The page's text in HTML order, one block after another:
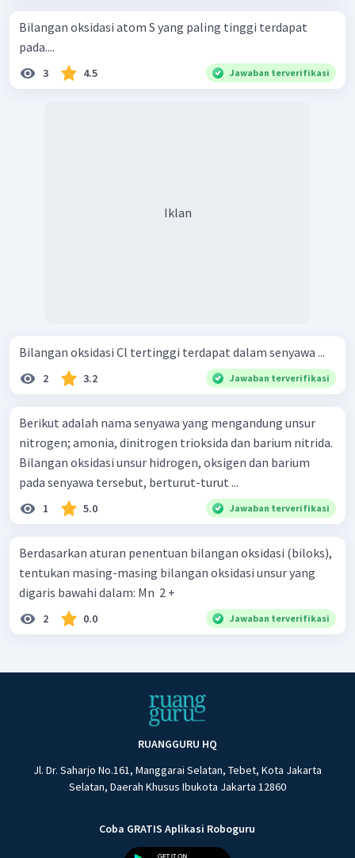
Bilangan oksidasi atom S yang paling tinggi terdapat
pada....
3 4.5 Jawaban terverifikasi
Iklan
Bilangan oksidasi Cl tertinggi terdapat dalam senyawa ...
2 3.2 Jawaban terverifikasi
Berikut adalah nama senyawa yang mengandung unsur
nitrogen; amonia, dinitrogen trioksida dan barium nitrida.
Bilangan oksidasi unsur hidrogen, oksigen dan barium
pada senyawa tersebut, berturut-turut ...
1 5.0 Jawaban terverifikasi
Berdasarkan aturan penentuan bilangan oksidasi (biloks),
tentukan masing-masing bilangan oksidasi unsur yang
digaris bawahi dalam: Mn ​ 2 +
2 0.0 Jawaban terverifikasi
RUANGGURU HQ
Jl. Dr. Saharjo No.161, Manggarai Selatan, Tebet, Kota Jakarta
Selatan, Daerah Khusus Ibukota Jakarta 12860
Coba GRATIS Aplikasi Roboguru